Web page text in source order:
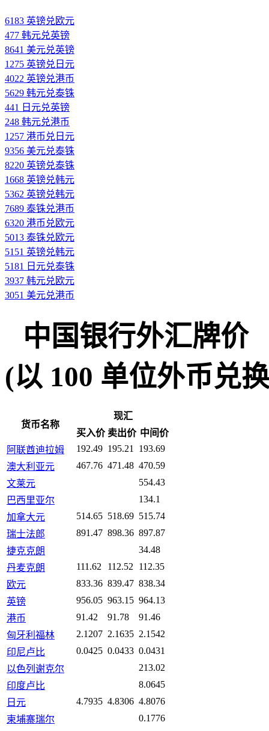
6183 英镑兑欧元
477 韩元兑英镑
8641 美元兑英镑
1275 英镑兑日元
4022 英镑兑港币
5629 韩元兑泰铢
441 日元兑英镑
248 韩元兑港币
1257 港币兑日元
9356 美元兑泰铢
8220 英镑兑泰铢
1668 英镑兑韩元
5362 英镑兑韩元
7689 泰铢兑港币
6320 港币兑欧元
5013 泰铢兑欧元
5151 英镑兑韩元
5181 日元兑泰铢
3937 韩元兑欧元
3051 美元兑港币
中国银行外汇牌价
(以 100 单位外币兑
货币名称
现汇
买入价 卖出价 中间价
阿联酋迪拉姆
192.49 195.21
193.69
澳大利亚元
467.76 471.48 470.59
文莱元
554.43
巴西里亚尔
134.1
加拿大元
514.65 518.69 515.74
瑞士法郎
891.47 898.36 897.87
捷克克朗
34.48
丹麦克朗
111.62 112.52
112.35
欧元
833.36 839.47 838.34
英镑
956.05 963.15 964.13
港币
91.42 91.78
91.46
匈牙利福林
2.1207 2.1635 2.1542
印尼卢比
0.0425 0.0433 0.0431
以色列谢克尔
213.02
印度卢比
8.0645
日元
4.7935 4.8306 4.8076
柬埔寨瑞尔
0.1776